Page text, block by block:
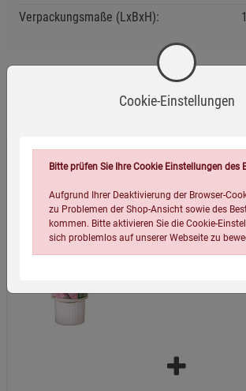
Verpackungsmaße (LxBxH):
Wird oft zusammen
Cystus® Bio Salbe
19,99 €
(399,80 EUR / 1 l)
Cookie-Einstellungen
Bitte prüfen Sie Ihre Cookie Einstellungen des
Aufgrund Ihrer Deaktivierung der Browser-
zu Problemen der Shop-Ansicht sowie des
kommen. Bitte aktivieren Sie die Cookie-
sich problemlos auf unserer Webseite zu
Einstellungen speichern für die Gruppe
Einstellungen speichern